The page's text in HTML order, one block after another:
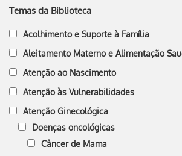
Temas da Biblioteca
Acolhimento e Suporte à Família
Aleitamento Materno e Alimentação
Atenção ao Nascimento
Atenção às Vulnerabilidades
Atenção Ginecológica
Doenças oncológicas
Câncer de Mama